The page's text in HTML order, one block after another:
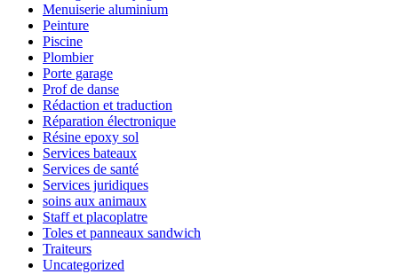
Menuiserie aluminium
Peinture
Piscine
Plombier
Porte garage
Prof de danse
Rédaction et traduction
Réparation électronique
Résine epoxy sol
Services bateaux
Services de santé
Services juridiques
soins aux animaux
Staff et placoplatre
Toles et panneaux sandwich
Traiteurs
Uncategorized